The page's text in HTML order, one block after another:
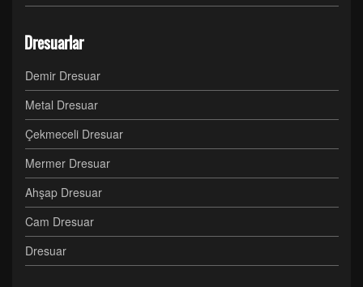
Dresuarlar
Demir Dresuar
Metal Dresuar
Çekmeceli Dresuar
Mermer Dresuar
Ahşap Dresuar
Cam Dresuar
Dresuar